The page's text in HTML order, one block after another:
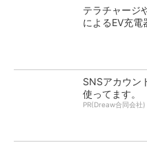
テラチャージ
によるEV充
SNSアカウン
使ってます。
PR(Dreaw合同会社)